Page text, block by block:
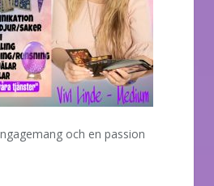
och en passion